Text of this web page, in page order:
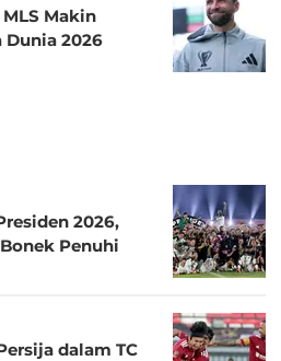
Makin
Dunia 2026
2026,
Penuhi
dalam TC